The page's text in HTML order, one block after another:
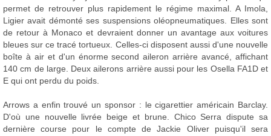
permet de retrouver plus rapidement le régime maximal. A Imola,
Ligier avait démonté ses suspensions oléopneumatiques. Elles sont
de retour à Monaco et devraient donner un avantage aux voitures
bleues sur ce tracé tortueux. Celles-ci disposent aussi d'une nouvelle
boîte à air et d'un énorme second aileron arrière avancé, affichant
140 cm de large. Deux ailerons arrière aussi pour les Osella FA1D et
E qui ont perdu du poids.
Arrows a enfin trouvé un sponsor : le cigarettier américain Barclay.
D'où une nouvelle livrée beige et brune. Chico Serra dispute sa
dernière course pour le compte de Jackie Oliver puisqu'il sera